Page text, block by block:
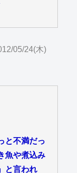
05/24(木)
と不満だっ
魚や煮込み
と言われ